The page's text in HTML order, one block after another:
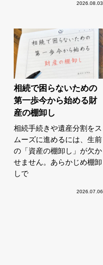
2026.08.03
相続で困らないための
第一歩今から始める財
産の棚卸し
相続手続きや遺産分割をス
ムーズに進めるには、生前
の「資産の棚卸し」が欠か
せません。あらかじめ棚卸
しで
2026.07.06